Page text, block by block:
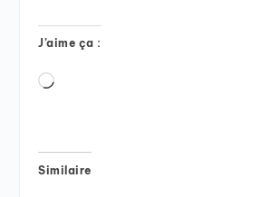
J’aime ça :
Chargement…
Similaire